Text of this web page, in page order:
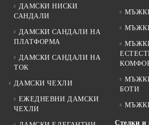
ДАМСКИ НИСКИ
САНДАЛИ
ДАМСКИ САНДАЛИ НА
ПЛАТФОРМА
ДАМСКИ САНДАЛИ НА
ТОК
ДАМСКИ ЧЕХЛИ
ЕЖЕДНЕВНИ ДАМСКИ
ЧЕХЛИ
БОТИ
Стелки и